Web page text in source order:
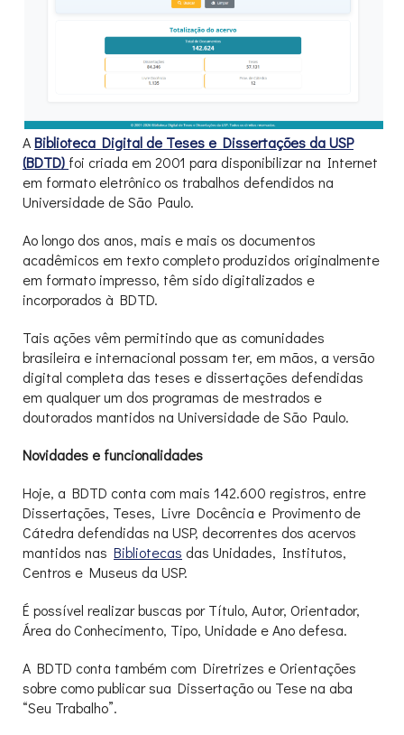
ABiblioteca Digital de Teses e Dissertações da USP
(BDTD) foi criada em 2001 para disponibilizar na Internet
em formato eletrônico os trabalhos defendidos na
Universidade de São Paulo.
Ao longo dos anos, mais e mais os documentos
acadêmicos em texto completo produzidos originalmente
em formato impresso, têm sido digitalizados e
incorporados à BDTD.
Tais ações vêm permitindo que as comunidades
brasileira e internacional possam ter, em mãos, a versão
digital completa das teses e dissertações defendidas
em qualquer um dos programas de mestrados e
doutorados mantidos na Universidade de São Paulo.
Novidades e funcionalidades
Hoje, a BDTD conta com mais 142.600 registros, entre
Dissertações, Teses, Livre Docência e Provimento de
Cátedra defendidas na USP, decorrentes dos acervos
mantidos nas Bibliotecas das Unidades, Institutos,
Centros e Museus da USP.
É possível realizar buscas por Título, Autor, Orientador,
Área do Conhecimento, Tipo, Unidade e Ano defesa.
A BDTD conta também com Diretrizes e Orientações
sobre como publicar sua Dissertação ou Tese na aba
“Seu Trabalho”.